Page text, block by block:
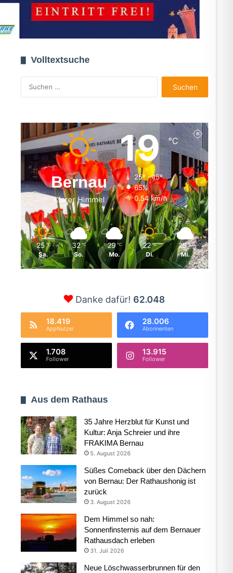
Volltextsuche
nach:
Bernau
Klarer Himmel
19℃
25º - 15º
65%
0.54 km/h
25 ℃
Sa.
32 ℃
So.
29 ℃
Mo.
22 ℃
Di.
25 ℃
Mi.
Danke dafür! 62.048
18.419
AppNutzer
28.006
Abonnenten
1.708
Follower
13.915
Follower
Aus dem Rathaus
35 Jahre Herzblut für Kunst und
Kultur: Anja Schreier und ihre
FRAKIMA Bernau
5. August 2026
Süßes Comeback über den Dächern
von Bernau: Der Rathaushonig ist
zurück
3. August 2026
Dem Himmel so nah:
Sonnenfinsternis auf dem Bernauer
Rathausdach erleben
31. Juli 2026
Neue Löschwasserbrunnen für den